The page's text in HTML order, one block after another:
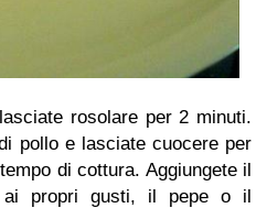
rosolare per 2 minuti.
pollo e lasciate cuocere per
di cottura. Aggiungete il
propri gusti, il pepe o il